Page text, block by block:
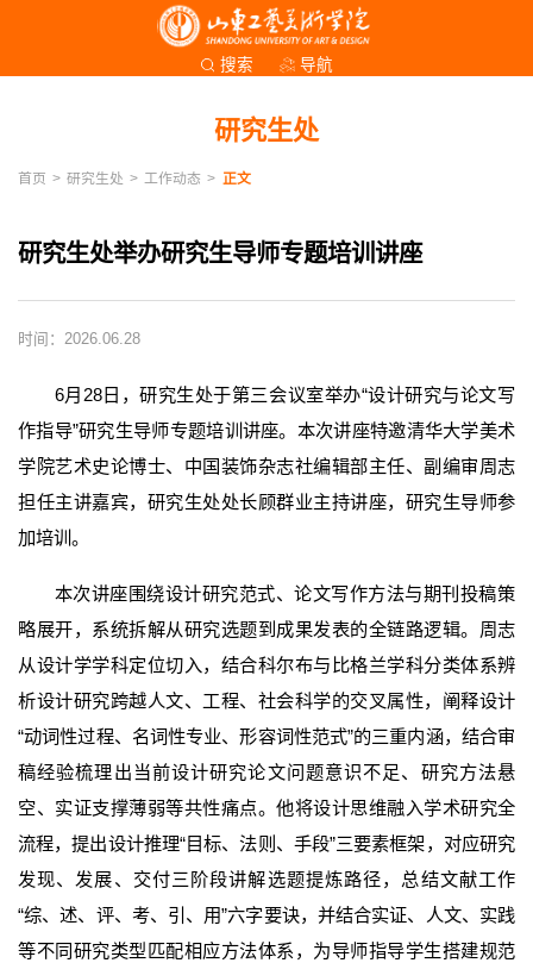
搜索 导航
研究生处
首页 > 研究生处 > 工作动态 > 正文
研究生处举办研究生导师专题培训讲座
时间：2026.06.28
6月28日，研究生处于第三会议室举办“设计研究与论文写
作指导”研究生导师专题培训讲座。本次讲座特邀清华大学美术
学院艺术史论博士、中国装饰杂志社编辑部主任、副编审周志
担任主讲嘉宾，研究生处处长顾群业主持讲座，研究生导师参
加培训。
本次讲座围绕设计研究范式、论文写作方法与期刊投稿策
略展开，系统拆解从研究选题到成果发表的全链路逻辑。周志
从设计学学科定位切入，结合科尔布与比格兰学科分类体系辨
析设计研究跨越人文、工程、社会科学的交叉属性，阐释设计
“动词性过程、名词性专业、形容词性范式”的三重内涵，结合审
稿经验梳理出当前设计研究论文问题意识不足、研究方法悬
空、实证支撑薄弱等共性痛点。他将设计思维融入学术研究全
流程，提出设计推理“目标、法则、手段”三要素框架，对应研究
发现、发展、交付三阶段讲解选题提炼路径，总结文献工作
“综、述、评、考、引、用”六字要诀，并结合实证、人文、实践
等不同研究类型匹配相应方法体系，为导师指导学生搭建规范